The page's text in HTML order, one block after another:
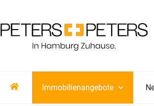
Immobilienangebote